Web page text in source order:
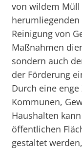
von wildem Müll
Reinigung von
Maßnahmen
sondern auch
der Förderung
Durch eine
Kommunen,
Haushalten
öffentlichen
gestaltet